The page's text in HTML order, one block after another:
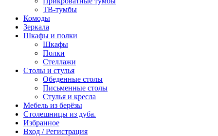
ТВ-тумбы
Комоды
Зеркала
Шкафы и полки
Шкафы
Полки
Стеллажи
Столы и стулья
Обеденные столы
Письменные столы
Стулья и кресла
Мебель из берёзы
Столешницы из дуба.
Избранное
Вход / Регистрация